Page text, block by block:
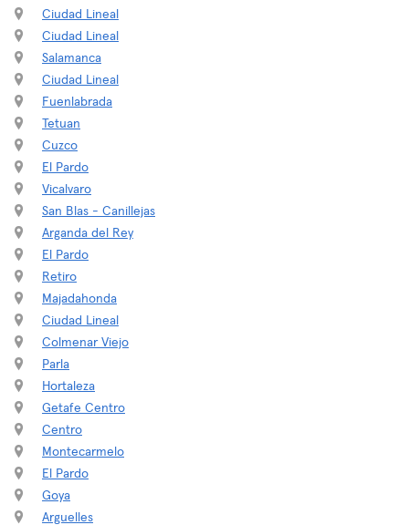
Ciudad Lineal
Ciudad Lineal
Salamanca
Ciudad Lineal
Fuenlabrada
Tetuan
Cuzco
El Pardo
Vicalvaro
San Blas - Canillejas
Arganda del Rey
El Pardo
Retiro
Majadahonda
Ciudad Lineal
Colmenar Viejo
Parla
Hortaleza
Getafe Centro
Centro
Montecarmelo
El Pardo
Goya
Arguelles